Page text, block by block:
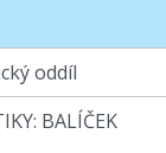
oddíl
BALÍČEK